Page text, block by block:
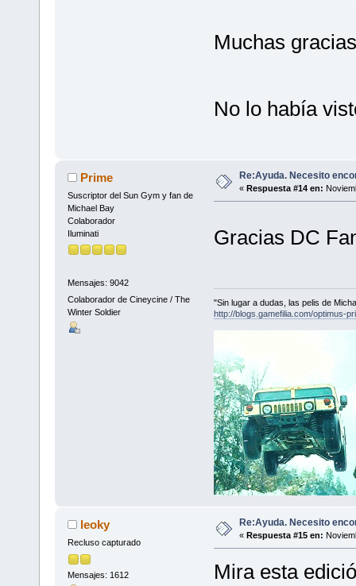
Muchas
No lo había
Prime
Suscriptor del Sun Gym y fan de
Michael Bay
Colaborador
Iluminati
Mensajes: 9042
Colaborador de Cineycine / The
Winter Soldier
Re:Ayuda. Necesito
« Respuesta #14 en:
Gracias DC
"Sin lugar a dudas, las pelis de
http://blogs.gamefilia.com/optimus-
leoky
Recluso capturado
Mensajes: 1612
Re:Ayuda. Necesito
« Respuesta #15 en:
Mira esta